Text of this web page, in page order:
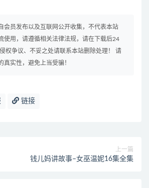
会员发布以及互联网公开收集，不代表本站
使用，请遵循相关法律法规，请在下载后24
权争议、不妥之处请联系本站删除处理！ 请
真实性，避免上当受骗！
链接
上一篇
钱儿妈讲故事–女巫温妮16集全集